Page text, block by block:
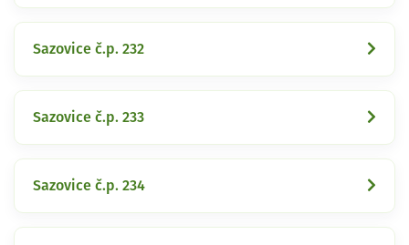
Sazovice č.p. 232
Sazovice č.p. 233
Sazovice č.p. 234